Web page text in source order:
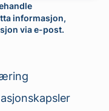
informasjon,
via e-post.